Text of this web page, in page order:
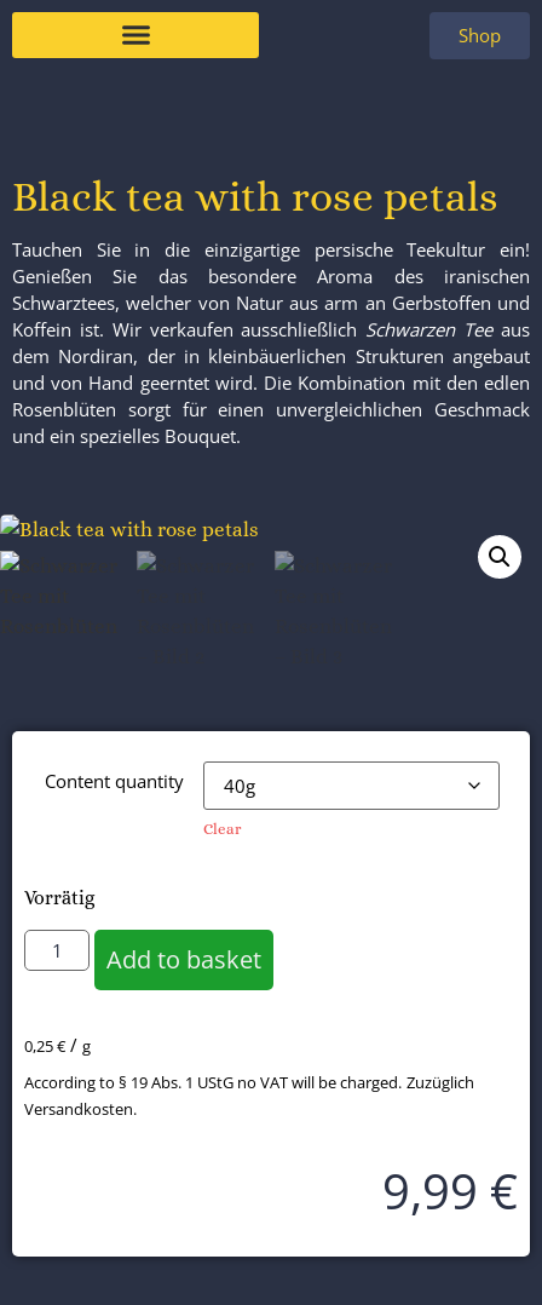
Shop
Black tea with rose petals
Tauchen Sie in die einzigartige persische Teekultur ein!
Genießen Sie das besondere Aroma des iranischen
Schwarztees, welcher von Natur aus arm an Gerbstoffen und
Koffein ist. Wir verkaufen ausschließlich Schwarzen Teeaus
dem Nordiran, der in kleinbäuerlichen Strukturen angebaut
und von Hand geerntet wird. Die Kombination mit den edlen
Rosenblüten sorgt für einen unvergleichlichen Geschmack
und ein spezielles Bouquet.
Content quantity
Clear
Vorrätig
Add to basket
0,25€ / g
According to § 19 Abs. 1 UStG no VAT will be charged. Zuzüglich
Versandkosten.
9,99 €